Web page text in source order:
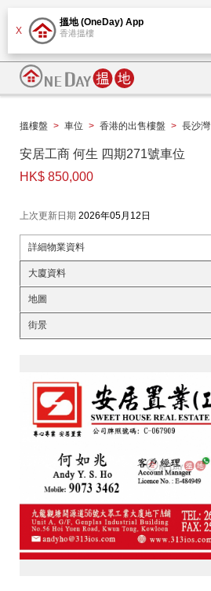
X
搵地 (OneDay) App
香港搵樓
搵樓盤 > 車位 > 香港的出售樓盤 > 長沙灣
安居工商 何生 四期271號車位
HK$ 850,000
上次更新日期 2026年05月12日
詳細物業資料
大廈資料
地圖
街景
<